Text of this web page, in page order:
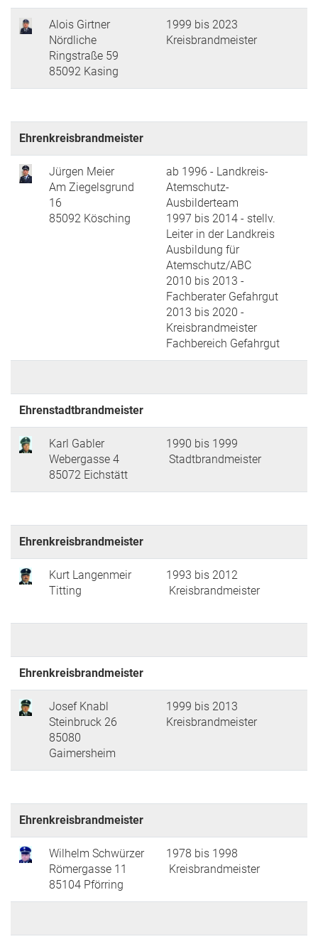
Alois Girtner
Nördliche
Ringstraße 59
85092 Kasing
1999 bis 2023
Kreisbrandmeister
Ehrenkreisbrandmeister
Jürgen Meier
Am Ziegelsgrund
16
85092 Kösching
ab 1996 - Landkreis-
Atemschutz-
Ausbilderteam
1997 bis 2014 - stellv.
Leiter in der Landkreis
Ausbildung für
Atemschutz/ABC
2010 bis 2013 -
Fachberater Gefahrgut
2013 bis 2020 -
Kreisbrandmeister
Fachbereich Gefahrgut
Ehrenstadtbrandmeister
Karl Gabler
Webergasse 4
85072 Eichstätt
1990 bis 1999
Stadtbrandmeister
Ehrenkreisbrandmeister
Kurt Langenmeir
Titting
1993 bis 2012
Kreisbrandmeister
Ehrenkreisbrandmeister
Josef Knabl
Steinbruck 26
85080
Gaimersheim
1999 bis 2013
Kreisbrandmeister
Ehrenkreisbrandmeister
Wilhelm Schwürzer
Römergasse 11
85104 Pförring
1978 bis 1998
Kreisbrandmeister